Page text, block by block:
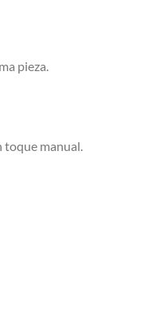
pieza.
toque manual.